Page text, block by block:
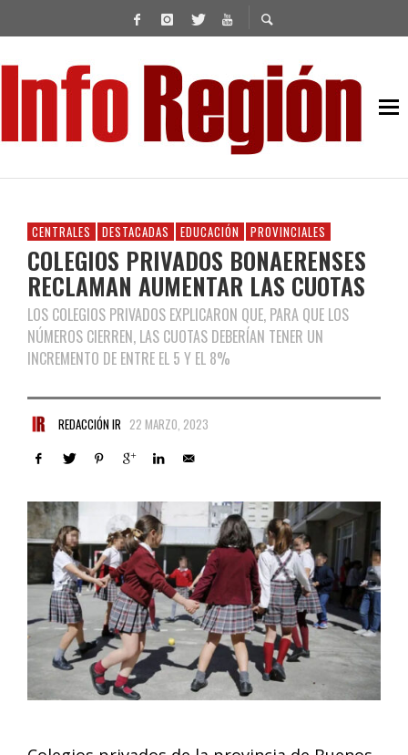
CENTRALES DESTACADAS EDUCACIÓN PROVINCIALES
COLEGIOS PRIVADOS BONAERENSES
RECLAMAN AUMENTAR LAS CUOTAS
LOS COLEGIOS PRIVADOS EXPLICARON QUE, PARA QUE LOS
NÚMEROS CIERREN, LAS CUOTAS DEBERÍAN TENER UN
INCREMENTO DE ENTRE EL 5 Y EL 8%
REDACCIÓN IR 22 MARZO, 2023